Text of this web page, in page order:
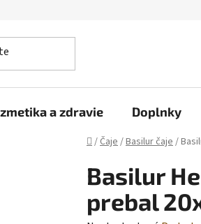
a zdravie Doplnky
Domov
/Čaje/Basilur čaje/
Basilur
prebal